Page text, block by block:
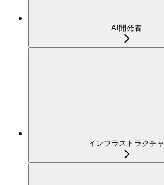
AI開発者
インフラストラクチャ